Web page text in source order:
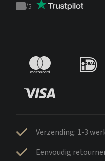
Trustpilot
/5
Verzending: 1-3
Eenvoudig